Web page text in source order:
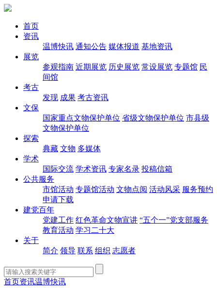
首页
资讯
温博快讯 通知公告 媒体报道 基地资讯
展览
参观指南 近期展览 历史展览 常设展览 专题馆 民
间馆
考古
发现 成果 考古资讯
文保
国家重点文物保护单位 省级文物保护单位 市县级
文物保护单位
探索
典藏 文物 多媒体
学术
国际交流 学术资讯 专家名录 投稿信箱
公共服务
市馆活动 专题馆活动 文物点阅 活动风采 服务预约
申请下载
建党百年
党建工作 红色革命文物宣讲 “五个一”党支部服务
教育活动 学习二十大
关于
简介 领导 联系 组织 志愿者
首页资讯温博快讯